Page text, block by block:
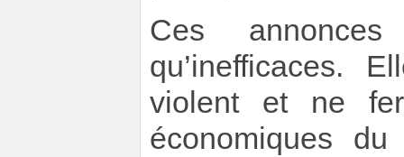
Ces
qu’inefficaces.
violent et ne
économiques